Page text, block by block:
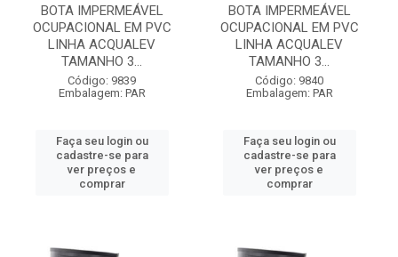
BOTA IMPERMEÁVEL
OCUPACIONAL EM PVC
LINHA ACQUALEV
TAMANHO 3...
Código: 9839
Embalagem: PAR
Faça seu login ou
cadastre-se para
ver preços e
comprar
BOTA IMPERMEÁVEL
OCUPACIONAL EM PVC
LINHA ACQUALEV
TAMANHO 3...
Código: 9840
Embalagem: PAR
Faça seu login ou
cadastre-se para
ver preços e
comprar